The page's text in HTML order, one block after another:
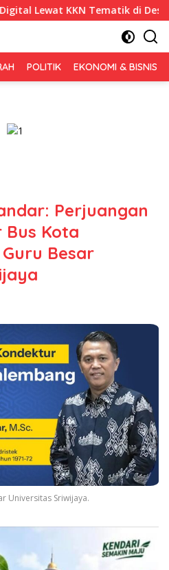
di Desa Alebo
POLITIK EKONOMI & BISNIS
Perjuangan
Bus Kota
Besar
Universitas Sriwijaya.